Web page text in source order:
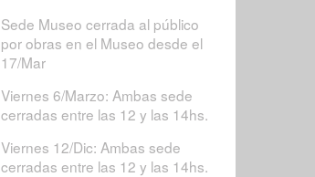
Sede Museo cerrada al público
por obras en el Museo desde el
17/Mar
Viernes 6/Marzo: Ambas sede
cerradas entre las 12 y las 14hs.
Viernes 12/Dic: Ambas sede
cerradas entre las 12 y las 14hs.